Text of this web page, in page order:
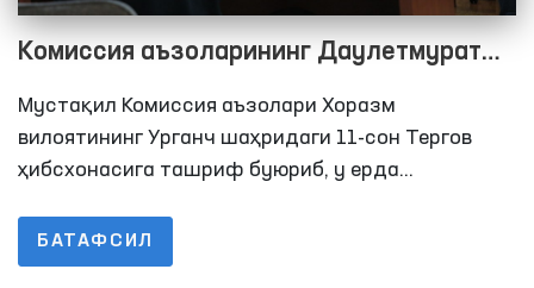
Комиссия аъзоларининг Даулетмурат
Тажимуратов билан учрашувида
нималар очиқланди?
Мустақил Комиссия аъзолари Хоразм
вилоятининг Урганч шаҳридаги 11-сон Тергов
ҳибсхонасига ташриф буюриб, у ерда
тиббий хизматдан фойдаланиш ҳамда
адвокатлар ва яқин қариндошлари билан қисқа
БАТАФСИЛ